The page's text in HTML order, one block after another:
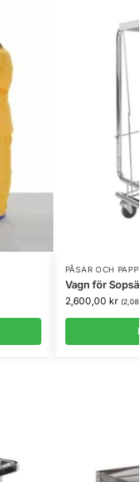
PÅSAR OCH
Vagn för
2,600,00 kr (